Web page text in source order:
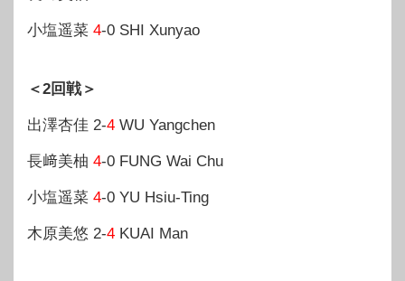
小塩遥菜 4-0 SHI Xunyao
＜2回戦＞
出澤杏佳 2-4 WU Yangchen
長﨑美柚 4-0 FUNG Wai Chu
小塩遥菜 4-0 YU Hsiu-Ting
木原美悠 2-4 KUAI Man